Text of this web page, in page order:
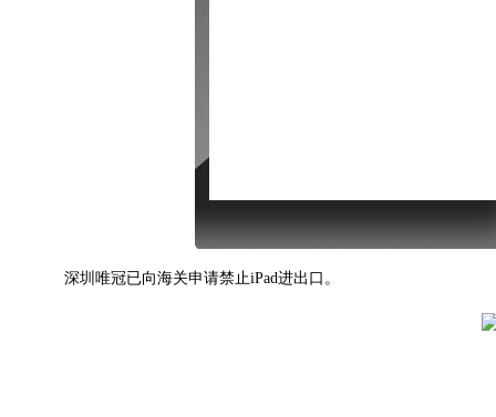
深圳唯冠已向海关申请禁止iPad进出口。